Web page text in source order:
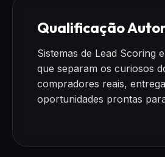
Qualificação
Sistemas de Lead Scoring
que separam os curiosos
compradores reais,
oportunidades prontas